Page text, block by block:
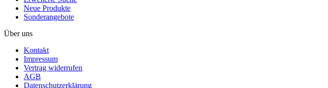
Neue Produkte
Sonderangebote
Über uns
Kontakt
Impressum
Vertrag widerrufen
AGB
Datenschutzerklärung